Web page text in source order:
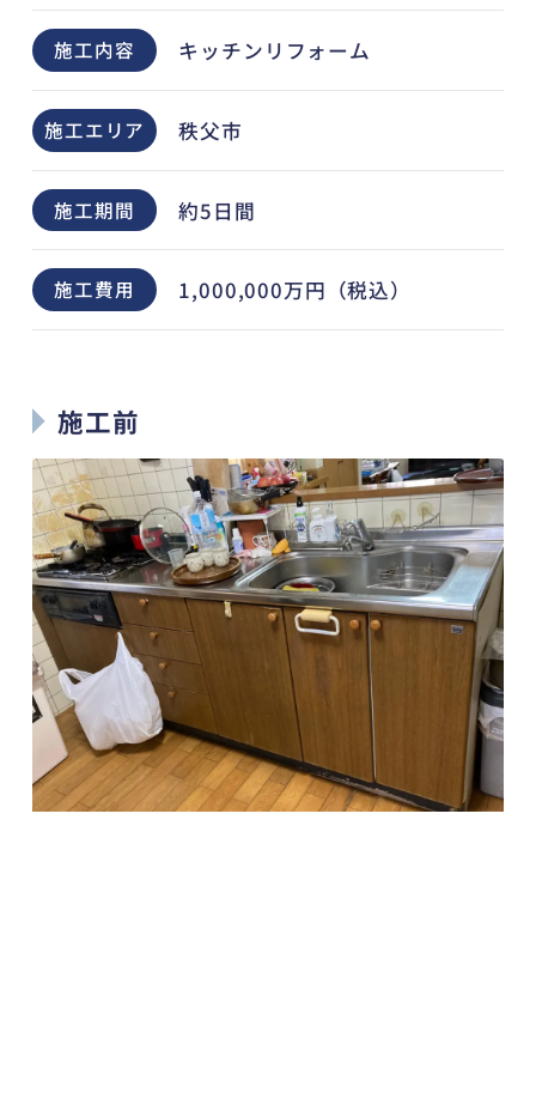
施工内容 キッチンリフォーム
施工エリア 秩父市
施工期間 約5日間
施工費用 1,000,000万円（税込）
施工前